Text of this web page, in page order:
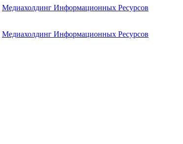
Медиахолдинг Информационных Ресурсов
Медиахолдинг Информационных Ресурсов